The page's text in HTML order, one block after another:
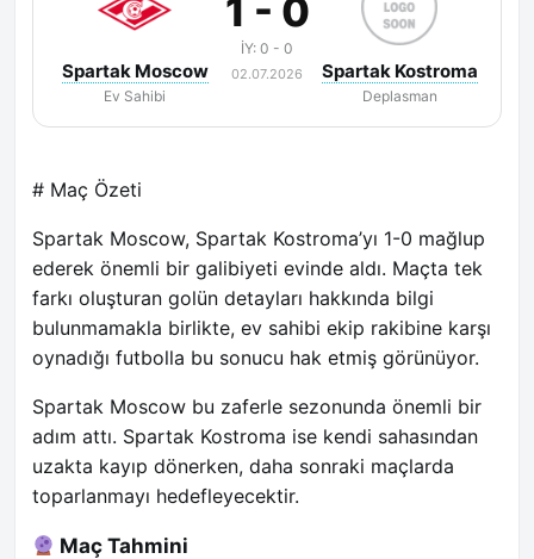
Spartak Moscow
Ev Sahibi
1 - 0
İY: 0 - 0
02.07.2026 Spartak Kostroma
Deplasman
# Maç Özeti
Spartak Moscow, Spartak Kostroma’yı 1-0 mağlup
ederek önemli bir galibiyeti evinde aldı. Maçta tek
farkı oluşturan golün detayları hakkında bilgi
bulunmamakla birlikte, ev sahibi ekip rakibine karşı
oynadığı futbolla bu sonucu hak etmiş görünüyor.
Spartak Moscow bu zaferle sezonunda önemli bir
adım attı. Spartak Kostroma ise kendi sahasından
uzakta kayıp dönerken, daha sonraki maçlarda
toparlanmayı hedefleyecektir.
Maç Tahmini